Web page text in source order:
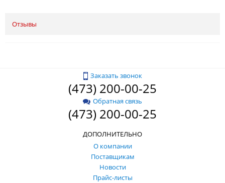
Отзывы
Заказать звонок
(473) 200-00-25
Обратная связь
(473) 200-00-25
ДОПОЛНИТЕЛЬНО
О компании
Поставщикам
Новости
Прайс-листы